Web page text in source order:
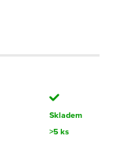
Skladem
>5 ks